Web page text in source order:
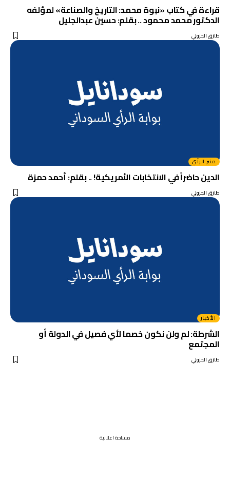
قراءة في كتاب «نبوة محمد: التاريخ والصناعة» لمؤلفه
الدكتور محمد محمود .. بقلم: حسين عبدالجليل
طارق الجزولي
منبر الرأي
الدين حاضراً في الانتخابات الأمريكية! .. بقلم: أحمد حمزة
طارق الجزولي
الأخبار
الشرطة: لم ولن نكون خصما لأي فصيل في الدولة أو
المجتمع
طارق الجزولي
مساحة اعلانية